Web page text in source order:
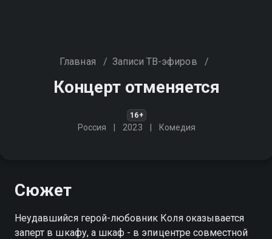
Главная / Записи ТВ-эфиров /
Концерт отменяется
16+
Россия 2023 Комедия
Сюжет
Неудавшийся герой-любовник Коля оказывается
заперт в шкафу, а шкаф - в эпицентре совместной